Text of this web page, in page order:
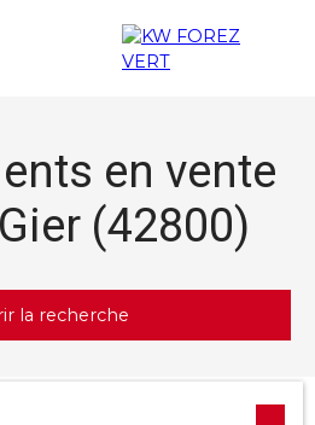
en vente
(42800)
la recherche